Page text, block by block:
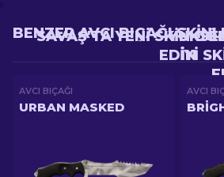
IYI
SAVAŞ'TA YENI SKIN
EDIN
BENZER AVCI BIÇAĞI
AVCI BIÇAĞI
URBAN MASKED
AVCI